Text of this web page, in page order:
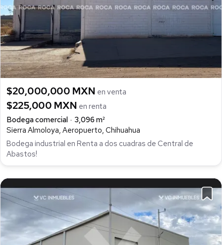
$20,000,000 MXN en venta
$225,000 MXN en renta
Bodega comercial
3,096 m²
Sierra Almoloya, Aeropuerto, Chihuahua
Bodega industrial en Renta a dos cuadras de Central de
Abastos!